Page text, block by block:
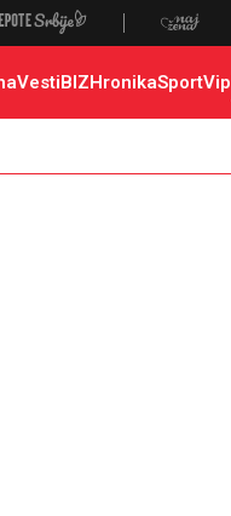
VestiBIZHronikaSportVip